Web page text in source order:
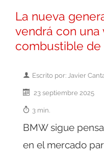
La nueva
vendrá con una
combustible de
Escrito por: Javier
23 septiembre 2025
3 min.
BMW sigue
en el mercado